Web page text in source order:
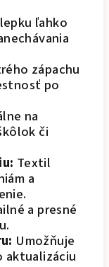
ľahko
zápachu
po
na
či
Textil
a
a presné
Umožňuje
aktualizáciu